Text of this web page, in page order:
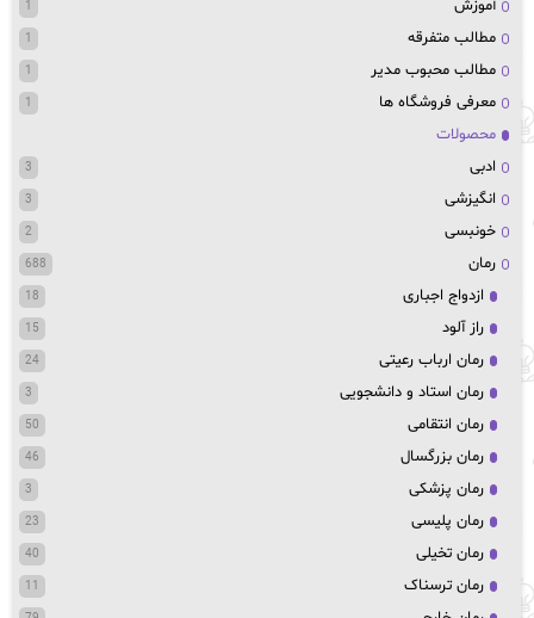
آموزش 1
مطالب متفرقه 1
مطالب محبوب مدیر 1
معرفی فروشگاه ها 1
محصولات
ادبی
3
انگیزشی 3
خونبسی 2
رمان 688
ازدواج اجباری 18
راز آلود 15
رمان ارباب رعیتی 24
رمان استاد و دانشجویی 3
رمان انتقامی 50
رمان بزرگسال 46
رمان پزشکی 3
رمان پلیسی 23
رمان تخیلی 40
رمان ترسناک 11